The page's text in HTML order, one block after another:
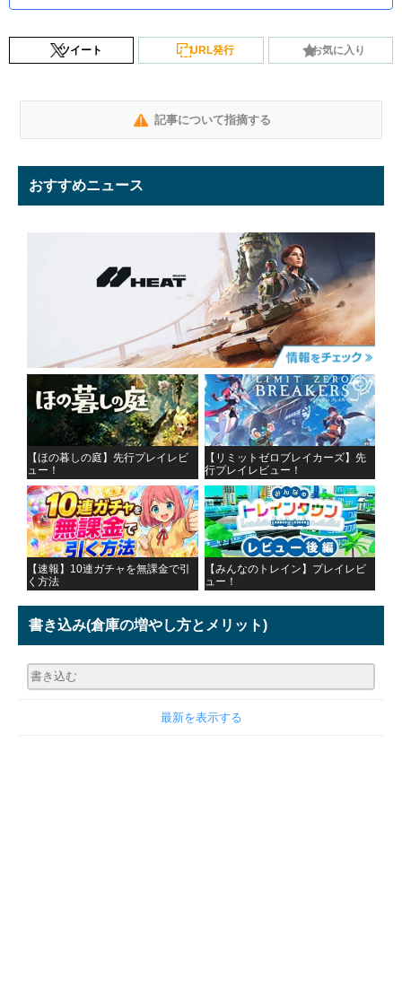
ツイート URL発行 お気に入り
記事について指摘する
おすすめニュース
【ほの暮しの庭】先行プレイレビ
ュー！
【リミットゼロブレイカーズ】先
行プレイレビュー！
【速報】10連ガチャを無課金で引
く方法
【みんなのトレイン】プレイレビ
ュー！
書き込み(倉庫の増やし方とメリット)
最新を表示する